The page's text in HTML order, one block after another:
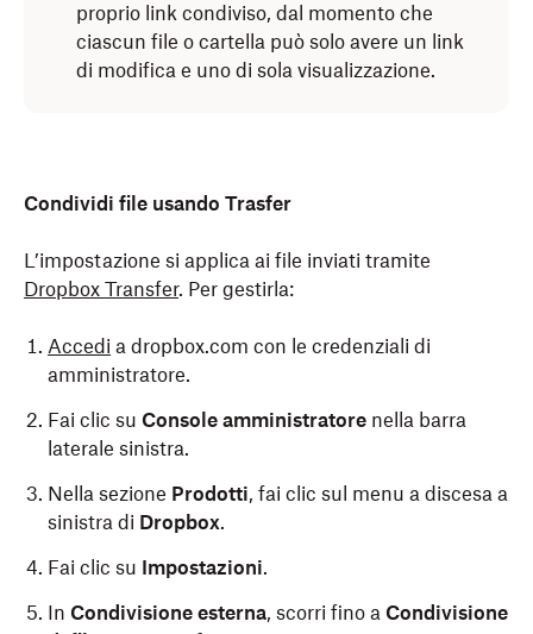
proprio link condiviso, dal momento che
ciascun file o cartella può solo avere un link
di modifica e uno di sola visualizzazione.
Condividi file usando Trasfer
L’impostazione si applica ai file inviati tramite
Dropbox Transfer. Per gestirla:
Accedi a dropbox.com con le credenziali di
amministratore.
Fai clic su Console amministratore nella barra
laterale sinistra.
Nella sezione Prodotti, fai clic sul menu a discesa a
sinistra di Dropbox.
Fai clic su Impostazioni.
In Condivisione esterna, scorri fino a Condivisione